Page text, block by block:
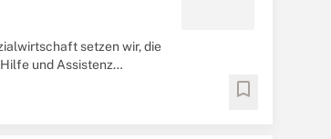
setzen wir, die
und Assistenz
bookmark